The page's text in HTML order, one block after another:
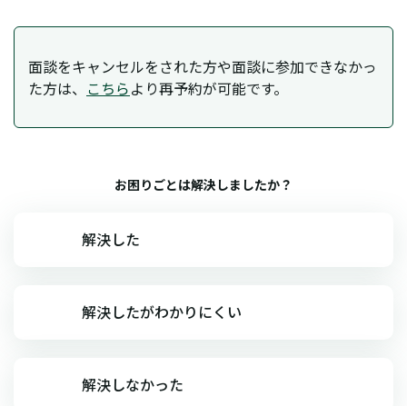
面談をキャンセルをされた方や面談に参加できなかっ
た方は、 こちらより再予約が可能です。
お困りごとは解決しましたか？
解決した
解決したがわかりにくい
解決しなかった